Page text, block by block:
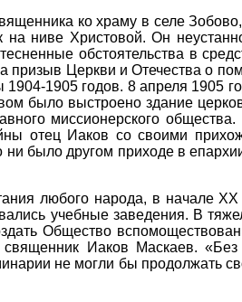
ко храму в селе
ниве Христовой. Он
обстоятельства в
призыв Церкви и Отечества о
1905 годов. 8 апреля 1905
было выстроено здание
миссионерского
отец Иаков со своими
было другом приходе в
любого народа, в начале
учебные заведения. В
Общество
священник Иаков Маскаев.
не могли бы продолжать